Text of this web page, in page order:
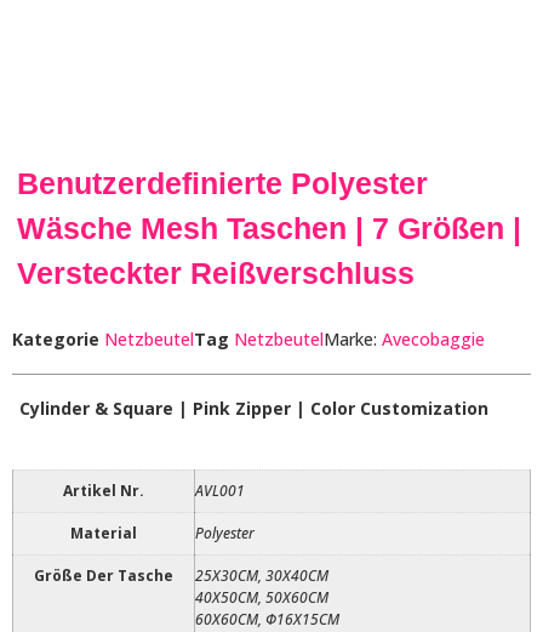
Benutzerdefinierte Polyester
Wäsche Mesh Taschen | 7 Größen |
Versteckter Reißverschluss
Kategorie NetzbeutelTag NetzbeutelMarke: Avecobaggie
Cylinder & Square | Pink Zipper | Color Customization
Artikel Nr. AVL001
Material Polyester
Größe Der Tasche
25X30CM, 30X40CM
40X50CM, 50X60CM
60X60CM, Φ16X15CM